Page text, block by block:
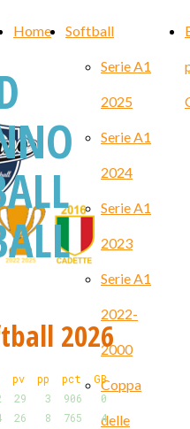
Home Softball
Serie A1
2025
Serie A1
2024
Serie A1
2023
Serie A1
2022-
2000
Coppa
delle
2026
pp pct GB
29 3 906 0
8 765 4